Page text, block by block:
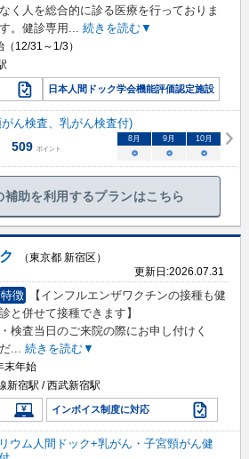
なく人を総合的に診る医療を行っておりま
す。健診専用
続きを読む▼
12/31～1/3）
日本人間ドック学会機能評価認定施設
ん検査、乳がん検査付)
509 ポイント
8 月 9 月 10月
○ ○ ○
補助を利用するプランはこちら
（東京都 新宿区）
更新日:2026.07.31
特徴
【インフルエンザワクチンの接種も健
診と併せて接種できます】
・検査当日のご来院の際にお申し付けく
だ... 続きを読む▼
末年始
新宿駅 / 西武新宿駅
インボイス制度に対応
ウム人間ドック+乳がん・子宮頸がん健